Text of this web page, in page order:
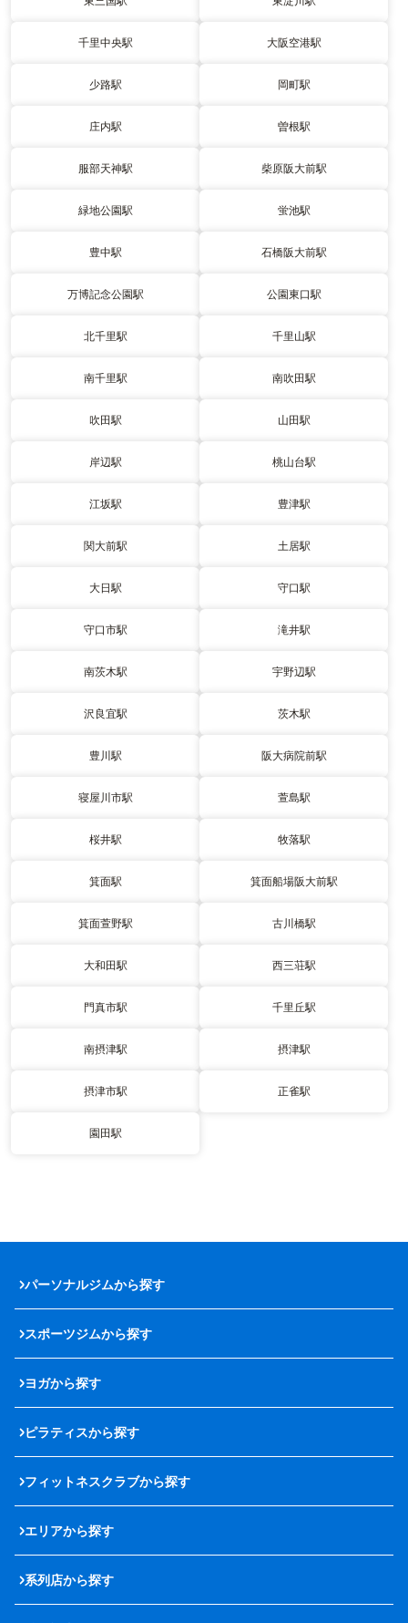
千里中央駅 大阪空港駅
少路駅 岡町駅
庄内駅 曽根駅
服部天神駅 柴原阪大前駅
緑地公園駅 蛍池駅
豊中駅 石橋阪大前駅
万博記念公園駅 公園東口駅
北千里駅 千里山駅
南千里駅 南吹田駅
吹田駅 山田駅
岸辺駅 桃山台駅
江坂駅 豊津駅
関大前駅 土居駅
大日駅 守口駅
守口市駅 滝井駅
南茨木駅 宇野辺駅
沢良宜駅 茨木駅
豊川駅 阪大病院前駅
寝屋川市駅 萱島駅
桜井駅 牧落駅
箕面駅 箕面船場阪大前駅
箕面萱野駅 古川橋駅
大和田駅 西三荘駅
門真市駅 千里丘駅
南摂津駅 摂津駅
摂津市駅 正雀駅
園田駅
パーソナルジムから探す
スポーツジムから探す
ヨガから探す
ピラティスから探す
フィットネスクラブから探す
エリアから探す
系列店から探す